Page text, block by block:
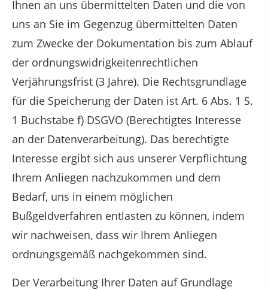
Ihnen an uns übermittelten Daten und die von
uns an Sie im Gegenzug übermittelten Daten
zum Zwecke der Dokumentation bis zum Ablauf
der ordnungswidrigkeitenrechtlichen
Verjährungsfrist (3 Jahre). Die Rechtsgrundlage
für die Speicherung der Daten ist Art. 6 Abs. 1 S.
1 Buchstabe f) DSGVO (Berechtigtes Interesse
an der Datenverarbeitung). Das berechtigte
Interesse ergibt sich aus unserer Verpflichtung
Ihrem Anliegen nachzukommen und dem
Bedarf, uns in einem möglichen
Bußgeldverfahren entlasten zu können, indem
wir nachweisen, dass wir Ihrem Anliegen
ordnungsgemäß nachgekommen sind.
Der Verarbeitung Ihrer Daten auf Grundlage